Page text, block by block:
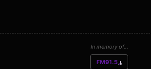
In memory of...
FM91.5